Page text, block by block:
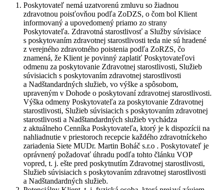
Poskytovateľ nemá uzatvorenú zmluvu so žiadnou
zdravotnou poisťovňou podľa ZoDZS, o čom bol Klient
informovaný a upovedomený priamo zo strany
Poskytovateľa. Zdravotná starostlivosť a Služby súvisiace
s poskytovaním zdravotnej starostlivosti teda nie sú hradené
z verejného zdravotného poistenia podľa ZoRZS, čo
znamená, že Klient je povinný zaplatiť Poskytovateľovi
odmenu za poskytovanie Zdravotnej starostlivosti, Služieb
súvisiacich s poskytovaním zdravotnej starostlivosti
a Nadštandardných služieb, vo výške a spôsobom,
upraveným v Dohode o poskytovaní zdravotnej starostlivosti.
Výška odmeny Poskytovateľa za poskytovanie Zdravotnej
starostlivosti, Služieb súvisiacich s poskytovaním zdravotnej
starostlivosti a Nadštandardných služieb vychádza
z aktuálneho Cenníka Poskytovateľa, ktorý je k dispozícii na
nahliadnutie v priestoroch recepcie každého zdravotníckeho
zariadenia Siete MUDr. Martin Boháč s.r.o . Poskytovateľ je
oprávnený požadovať úhradu podľa tohto článku VOP
vopred, t. j. ešte pred poskytnutím Zdravotnej starostlivosti,
Služieb súvisiacich s poskytovaním zdravotnej starostlivosti
a Nadštandardných služieb.